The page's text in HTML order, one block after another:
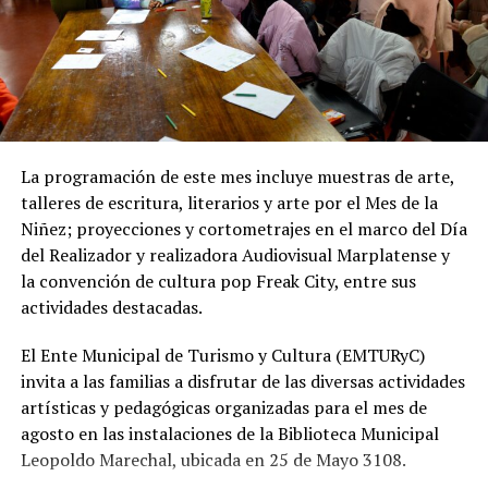
Desde OSSE destacaron que la ampliación del sistema
cloacal representa un aporte importante para la
protección ambiental, ya que permite disminuir la
utilización de pozos absorbentes y contribuye a
preservar las napas de agua subterránea, además de
mejorar las condiciones de higiene y salubridad para los
vecinos.
Tras la apertura de sobres, el expediente continuará su
recorrido administrativo con la intervención de la
Comisión de Estudio de Ofertas y Adjudicación, que
tendrá a su cargo la evaluación de las propuestas
obra.
La programación de este mes incluye muestras de arte,
talleres de escritura, literarios y arte por el Mes de la
Niñez; proyecciones y cortometrajes en el marco del Día
del Realizador y realizadora Audiovisual Marplatense y
la convención de cultura pop Freak City, entre sus
actividades destacadas.
El Ente Municipal de Turismo y Cultura (EMTURyC)
invita a las familias a disfrutar de las diversas actividades
artísticas y pedagógicas organizadas para el mes de
agosto en las instalaciones de la Biblioteca Municipal
Leopoldo Marechal, ubicada en 25 de Mayo 3108.